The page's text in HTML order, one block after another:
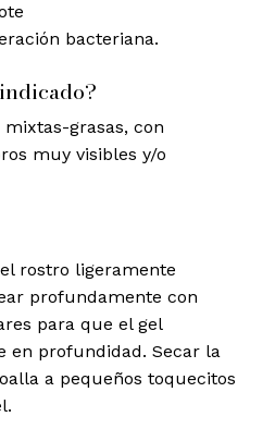
bacteriana.
grasas, con
muy visibles y/o
rostro ligeramente
profundamente con
para que el gel
en profundidad. Secar la
a pequeños toquecitos